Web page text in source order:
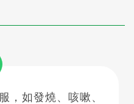
，如發燒、咳嗽、